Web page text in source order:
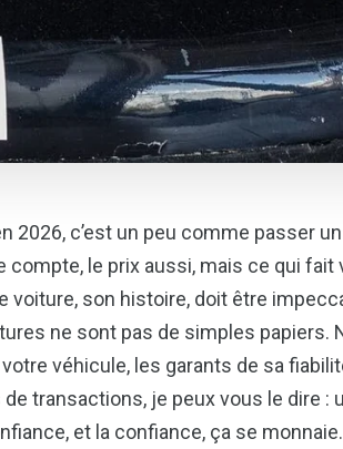
2026, c’est un peu comme passer
compte, le prix aussi, mais ce qui fait
voiture, son histoire, doit être
ne sont pas de simples papiers.
véhicule, les garants de sa
transactions, je peux vous le dire :
et la confiance, ça se monnaie.